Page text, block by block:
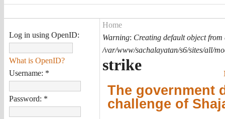
Log in using OpenID:
What is OpenID?
Username: *
Password: *
Home
Warning: Creating default object from
/var/www/sachalayatan/s6/sites/all/
strike
The government
challenge of